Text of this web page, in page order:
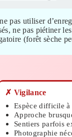
pas utiliser
ne pas piétiner
(forêt sèche
✗ Vigilance
Espèce difficile à
Approche
Sentiers parfois
Photographie